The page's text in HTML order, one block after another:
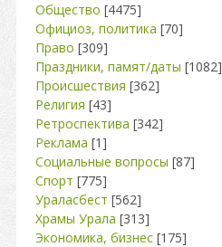
Общество [4475]
Официоз, политика [70]
Право [309]
Праздники, памят/даты [1082]
Происшествия [362]
Религия [43]
Ретроспектива [342]
Реклама [1]
Социальные вопросы [87]
Спорт [775]
Ураласбест [562]
Храмы Урала [313]
Экономика, бизнес [175]